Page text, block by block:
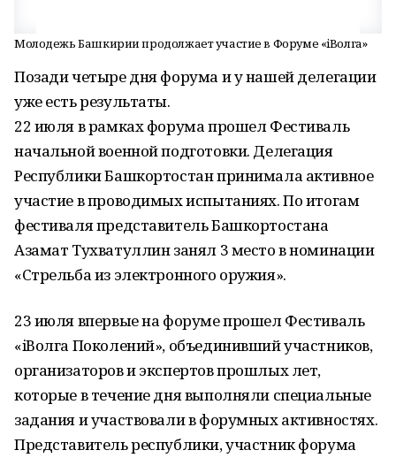
Молодежь Башкирии продолжает участие в Форуме «iВолга»
Позади четыре дня форума и у нашей делегации
уже есть результаты.
22 июля в рамках форума прошел Фестиваль
начальной военной подготовки. Делегация
Республики Башкортостан принимала активное
участие в проводимых испытаниях. По итогам
фестиваля представитель Башкортостана
Азамат Тухватуллин занял 3 место в номинации
«Стрельба из электронного оружия».
23 июля впервые на форуме прошел Фестиваль
«iВолга Поколений», объединивший участников,
организаторов и экспертов прошлых лет,
которые в течение дня выполняли специальные
задания и участвовали в форумных активностях.
Представитель республики, участник форума